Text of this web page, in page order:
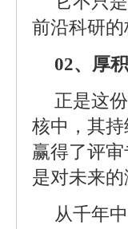
前沿科研的
02、厚
正是这
核中，其
赢得了评
是对未来的
从千年